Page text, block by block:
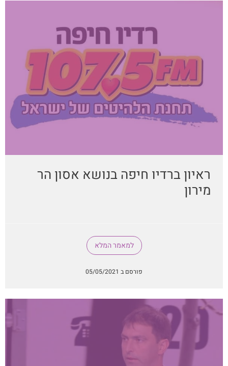
ראיון ברדיו חיפה בנושא אסון הר
מירון
למאמר המלא
פורסם ב 05/05/2021